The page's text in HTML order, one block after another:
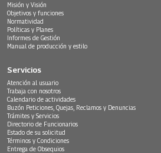
Misión y Visión
Objetivos y funciones
Normatividad
Políticas y Planes
Informes de Gestión
Manual de producción y estilo
Servicios
Atención al usuario
Trabaja con nosotros
Calendario de actividades
Buzón Peticiones, Quejas, Reclamos y Denuncias
Trámites y Servicios
Directorio de Funcionarios
Estado de su solicitud
Términos y Condiciones
Entrega de Obsequios